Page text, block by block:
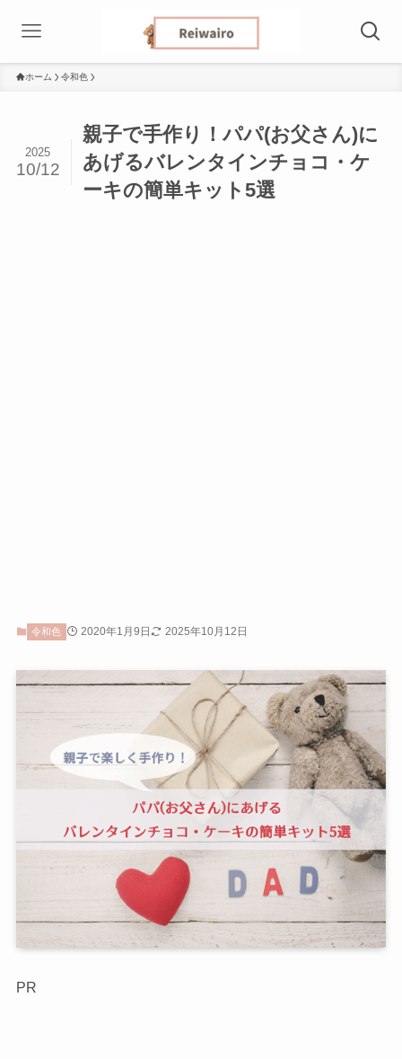
ホーム 令和色
親子で手作り！パパ(お父さん)に
あげるバレンタインチョコ・ケ
ーキの簡単キット5選
2025
10/12
令和色 2020年1月9日 2025年10月12日
PR